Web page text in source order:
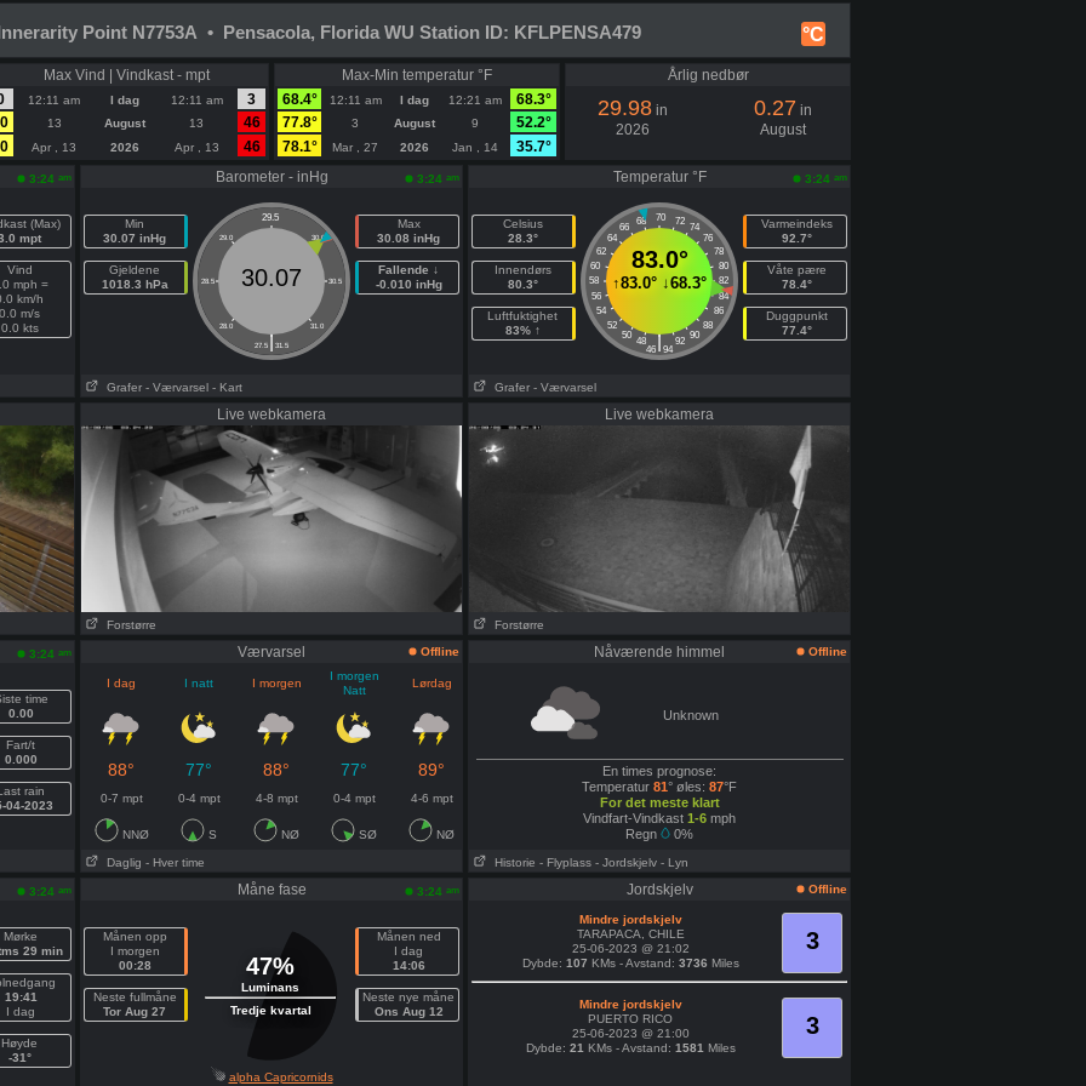
°C
Point N7753A • Pensacola, Florida WU Station ID: KFLPENSA479
Max Vind | Vindkast - mpt
12:11 am I dag 12:11 am
3
13 August 13
46
Apr , 13 2026 Apr , 13 46
Max-Min temperatur °F
68.4°
12:11 am I dag 12:21 am
68.3°
77.8°
3 August 9
52.2°
78.1°
Mar , 27 2026 Jan , 14 35.7°
Årlig nedbør
29.98 in
2026
0.27 in
August
3:24 am
(Max)
mpt
Vind
mph =
km/h
0.0 m/s
0.0 kts
Barometer - inHg 3:24 am
Min
30.07 inHg
Gjeldene
1018.3 hPa
29.5
29.0 30.0
28.5 30.5
28.0 31.0
|
27.5 31.5
30.07
Max
30.08 inHg
Fallende ↓
-0.010 inHg
Grafer - Værvarsel - Kart
Temperatur °F 3:24 am
Celsius
28.3°
Innendørs
80.3°
Luftfuktighet
83% ↑
70
68 72
66
74
64
76
62
78
60
80
58
82
56
84
54
86
52
88
50
90
48 92
|
46 94
83.0°
↑83.0° ↓68.3°
Varmeindeks
92.7°
Våte pære
78.4°
Duggpunkt
77.4°
Grafer - Værvarsel
Live webkamera
Forstørre
Live webkamera
Forstørre
3:24 am
time
0.00
Fart/t
0.000
rain
04-2023
Værvarsel Offline
I dag I natt I morgen
I morgen
Natt
Lørdag
88° 77° 88° 77° 89°
0-7 mpt 0-4 mpt 4-8 mpt 0-4 mpt 4-6 mpt
NNØ S NØ SØ NØ
Daglig - Hver time
Nåværende himmel Offline
Unknown
En times prognose:
Temperatur 81° øles: 87°F
For det meste klart
Vindfart-Vindkast 1-6 mph
Regn
0%
Historie - Flyplass - Jordskjelv - Lyn
3:24 am
Mørke
29 min
19:41
I dag
Høyde
-31°
Måne fase 3:24 am
Månen opp
I morgen
00:28
Neste fullmåne
Tor Aug 27
47%
Luminans
Tredje kvartal
Månen ned
I dag
14:06
Neste nye måne
Ons Aug 12
alpha Capricornids
Jordskjelv Offline
3
Mindre jordskjelv
TARAPACA, CHILE
25-06-2023 @ 21:02
Dybde: 107 KMs - Avstand: 3736 Miles
3
Mindre jordskjelv
PUERTO RICO
25-06-2023 @ 21:00
Dybde: 21 KMs - Avstand: 1581 Miles